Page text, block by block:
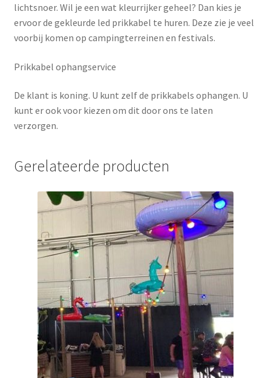
lichtsnoer. Wil je een wat kleurrijker geheel? Dan kies je
ervoor de gekleurde led prikkabel te huren. Deze zie je veel
voorbij komen op campingterreinen en festivals.
Prikkabel ophangservice
De klant is koning. U kunt zelf de prikkabels ophangen. U
kunt er ook voor kiezen om dit door ons te laten
verzorgen.
Gerelateerde producten